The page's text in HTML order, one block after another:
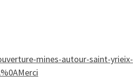
mines-autour-saint-yrieix-